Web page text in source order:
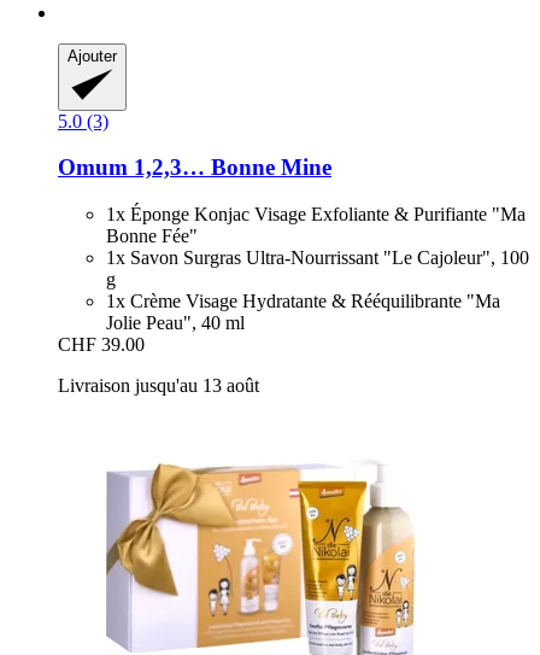
Ajouter
5.0 (3)
Omum 1,2,3… Bonne Mine
1x Éponge Konjac Visage Exfoliante & Purifiante "Ma
Bonne Fée"
1x Savon Surgras Ultra-Nourrissant "Le Cajoleur", 100
g
1x Crème Visage Hydratante & Rééquilibrante "Ma
Jolie Peau", 40 ml
CHF 39.00
Livraison jusqu'au 13 août